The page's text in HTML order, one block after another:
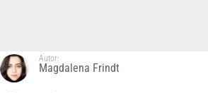
Autor:
Magdalena Frindt